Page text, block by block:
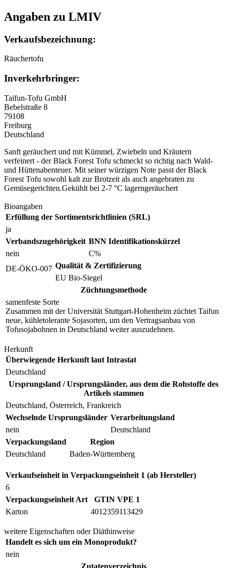
Angaben zu LMIV
Verkaufsbezeichnung:
Räuchertofu
Inverkehrbringer:
Taifun-Tofu GmbH
Bebelstraße 8
79108
Freiburg
Deutschland
Sanft geräuchert und mit Kümmel, Zwiebeln und Kräutern
verfeinert - der Black Forest Tofu schmeckt so richtig nach Wald-
und Hüttenabenteuer. Mit seiner würzigen Note passt der Black
Forest Tofu sowohl kalt zur Brotzeit als auch angebraten zu
Gemüsegerichten.Gekühlt bei 2-7 °C lagerngeräuchert
Bioangaben
Erfüllung der Sortimentsrichtlinien (SRL)
ja
Verbandszugehörigkeit
nein
BNN Identifikationskürzel
C%
DE-ÖKO-007 Qualität & Zertifizierung
EU Bio-Siegel
Züchtungsmethode
samenfeste Sorte
Zusammen mit der Universität Stuttgart-Hohenheim züchtet Taifun
neue, kühletolerante Sojasorten, um den Vertragsanbau von
Tofusojabohnen in Deutschland weiter auszudehnen.
Herkunft
Überwiegende Herkunft laut Intrastat
Deutschland
Ursprungsland / Ursprungsländer, aus dem die Rohstoffe des
Artikels stammen
Deutschland, Österreich, Frankreich
Wechselnde Ursprungsländer
nein
Verarbeitungsland
Deutschland
Verpackungsland
Deutschland
Region
Baden-Württemberg
Verkaufseinheit in Verpackungseinheit 1 (ab Hersteller)
6
Verpackungseinheit Art
Karton
GTIN VPE 1
4012359113429
weitere Eigenschaften oder Diäthinweise
Handelt es sich um ein Monoprodukt?
nein
Zutatenverzeichnis